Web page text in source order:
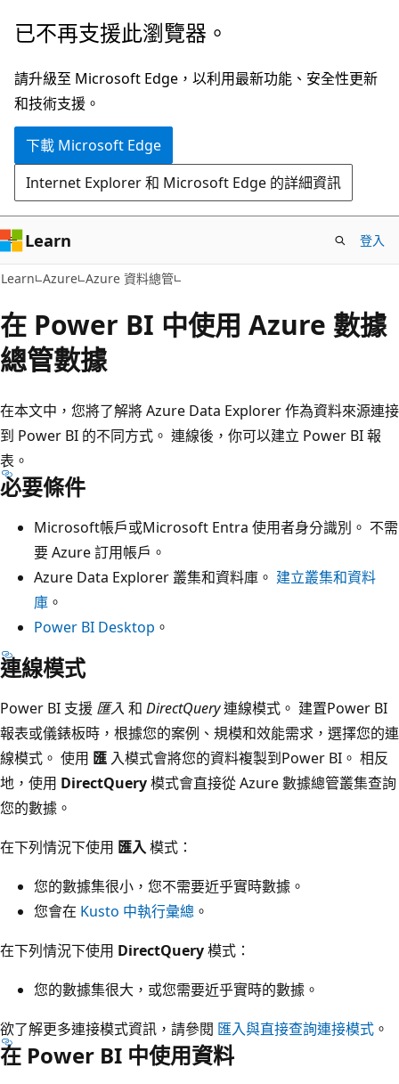
跳
主
要
內
已不再支援此瀏覽器。
請升級至 Microsoft Edge，以利用最新功能、安全性更新
和技術支援。
下載 Microsoft Edge
Internet Explorer 和 Microsoft Edge 的詳細資訊
Learn 登入
Learn Azure Azure 資料總管
在 Power BI 中使用 Azure 數據
總管數據
在本文中，您將了解將 Azure Data Explorer 作為資料來源連接
到 Power BI 的不同方式。 連線後，你可以建立 Power BI 報
表。
必要條件
Microsoft帳戶或Microsoft Entra 使用者身分識別。 不需
要 Azure 訂用帳戶。
Azure Data Explorer 叢集和資料庫。 建立叢集和資料
庫 。
Power BI Desktop 。
連線模式
Power BI 支援 匯入 和 DirectQuery連線模式。 建置Power BI
報表或儀錶板時，根據您的案例、規模和效能需求，選擇您的連
線模式。 使用 匯 入模式會將您的資料複製到Power BI。 相反
地，使用 DirectQuery模式會直接從 Azure 數據總管叢集查詢
您的數據。
在下列情況下使用 匯入模式：
您的數據集很小，您不需要近乎實時數據。
您會在 Kusto 中執行彙總 。
在下列情況下使用 DirectQuery模式：
您的數據集很大，或您需要近乎實時的數據。
欲了解更多連接模式資訊，請參閱 匯入與直接查詢連接模式 。
在 Power BI 中使用資料